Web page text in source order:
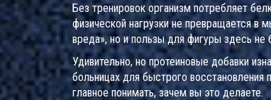
Без тренировок организм потребляет
физической нагрузки не превращается
вреда», но и пользы для фигуры здесь не
Удивительно, но протеиновые добавки
больницах для быстрого восстановления
главное понимать, зачем вы это делаете.